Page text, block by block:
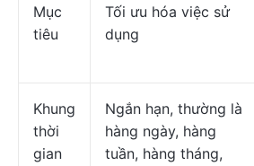
Mục
tiêu
Tối ưu hóa việc sử
dụng
Khung
thời
gian
Ngắn hạn, thường là
hàng ngày, hàng
tuần, hàng tháng,